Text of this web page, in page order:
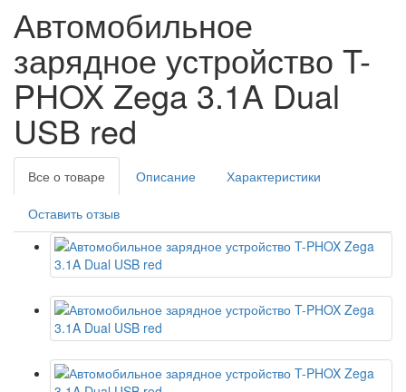
Автомобильное
зарядное устройство T-
PHOX Zega 3.1A Dual
USB red
Все о товаре Описание Характеристики
Оставить отзыв